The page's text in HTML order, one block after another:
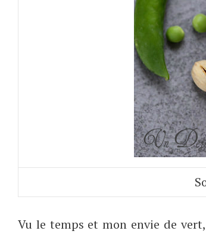
Vu le temps et mon envie de